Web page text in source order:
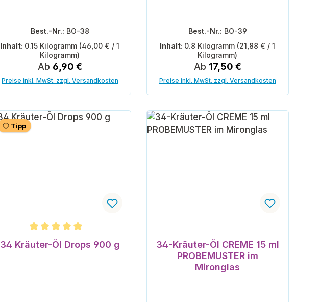
Best.-Nr.: BO-38
Inhalt: 0.15 Kilogramm (46,00 € / 1
Kilogramm)
Regulärer Preis:
Ab 6,90 €
Preise inkl. MwSt. zzgl. Versandkosten
Best.-Nr.: BO-39
Inhalt: 0.8 Kilogramm (21,88 € / 1
Kilogramm)
Regulärer Preis:
Ab 17,50 €
Preise inkl. MwSt. zzgl. Versandkosten
Tipp
Durchschnittliche Bewertung von 5 von 5 Sternen
34 Kräuter-Öl Drops 900 g
34-Kräuter-Öl CREME 15 ml
PROBEMUSTER im
Mironglas